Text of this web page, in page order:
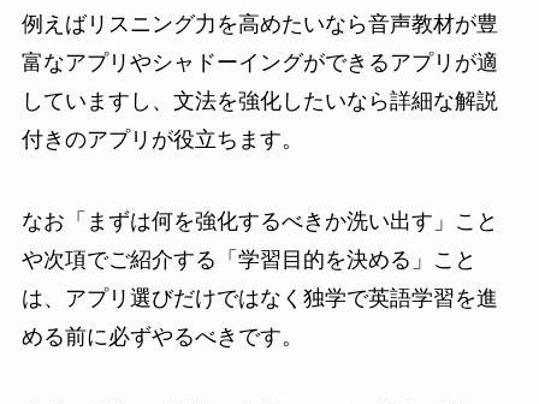
例えばリスニング力を高めたいなら音声教材が豊
富なアプリやシャドーイングができるアプリが適
していますし、文法を強化したいなら詳細な解説
付きのアプリが役立ちます。
なお「まずは何を強化するべきか洗い出す」こと
や次項でご紹介する「学習目的を決める」こと
は、アプリ選びだけではなく独学で英語学習を進
める前に必ずやるべきです。